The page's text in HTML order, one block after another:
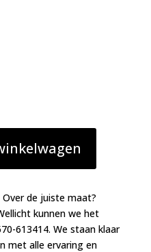
de juiste maat?
kunnen we het
613414. We staan klaar
met alle ervaring en